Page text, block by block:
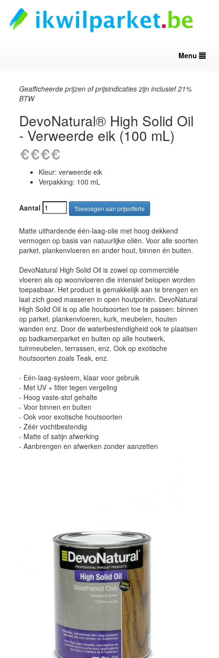
Menu
Geafficheerde prijzen of prijsindicaties zijn inclusief 21%
BTW
DevoNatural® High Solid Oil
- Verweerde eik (100 mL)
Kleur: verweerde eik
Verpakking: 100 mL
Aantal
Matte uithardende één-laag-olie met hoog dekkend
vermogen op basis van natuurlijke oliën. Voor alle soorten
parket, plankenvloeren en ander hout, binnen én buiten.
DevoNatural High Solid Oil is zowel op commerciële
vloeren als op woonvloeren die intensief belopen worden
toepasbaar. Het product is gemakkelijk aan te brengen en
laat zich goed masseren in open houtporiën. DevoNatural
High Solid Oil is op alle houtsoorten toe te passen: binnen
op parket, plankenvloeren, kurk, meubelen, houten
wanden enz. Door de waterbestendigheid ook te plaatsen
op badkamerparket en buiten op alle houtwerk,
tuinmeubelen, terrassen, enz. Ook op exotische
houtsoorten zoals Teak, enz.
- Eén-laag-systeem, klaar voor gebruik
- Met UV + filter tegen vergeling
- Hoog vaste-stof gehalte
- Voor binnen en buiten
- Ook voor exotische houtsoorten
- Zéér vochtbestendig
- Matte of satijn afwerking
- Aanbrengen en afwerken zonder aanzetten